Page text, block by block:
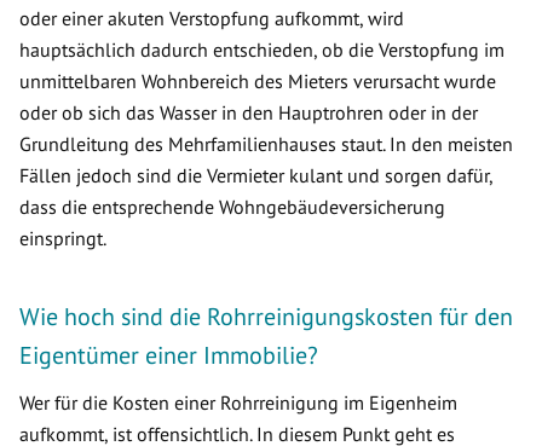
oder einer akuten Verstopfung aufkommt, wird
hauptsächlich dadurch entschieden, ob die Verstopfung im
unmittelbaren Wohnbereich des Mieters verursacht wurde
oder ob sich das Wasser in den Hauptrohren oder in der
Grundleitung des Mehrfamilienhauses staut. In den meisten
Fällen jedoch sind die Vermieter kulant und sorgen dafür,
dass die entsprechende Wohngebäudeversicherung
einspringt.
Wie hoch sind die Rohrreinigungskosten für den
Eigentümer einer Immobilie?
Wer für die Kosten einer Rohrreinigung im Eigenheim
aufkommt, ist offensichtlich. In diesem Punkt geht es